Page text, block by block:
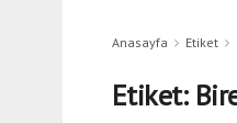
Anasayfa Etiket
Etiket: